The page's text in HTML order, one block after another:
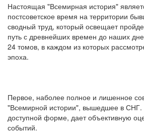
Настоящая "Всемирная история"
постсоветское время на территории
сводный труд, который освещает
путь с древнейших времен до наших
24 томов, в каждом из которых
эпоха.
Первое, наболее полное и лишенное
"Всемирной истории", вышедшее в СНГ.
доступной форме, дает объективную
событий.